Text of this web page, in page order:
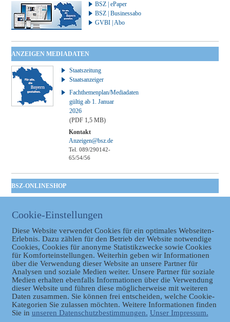
BSZ | ePaper
BSZ | Businessabo
GVBI | Abo
ANZEIGEN MEDIADATEN
Staatszeitung
Staatsanzeiger
Fachthemenplan/Mediadaten
gültig ab 1. Januar
2026
(PDF 1,5 MB)
Kontakt
Anzeigen@bsz.de
Tel. 089/290142-
65/54/56
BSZ-ONLINESHOP
Taschenbuch
GVBl | Einbanddecke
Datenschutz
Cookie-Einstellungen
Diese Website verwendet Cookies für ein optimales Webseiten-
Erlebnis. Dazu zählen für den Betrieb der Website notwendige
Cookies, Cookies für anonyme Statistikzwecke sowie Cookies
für Komforteinstellungen. Weiterhin geben wir Informationen
über die Verwendung dieser Website an unsere Partner für
Analysen und soziale Medien weiter. Unsere Partner für soziale
Medien erhalten ebenfalls Informationen über die Verwendung
dieser Website und führen diese möglicherweise mit weiteren
Daten zusammen. Sie können frei entscheiden, welche Cookie-
Kategorien Sie zulassen möchten. Weitere Informationen finden
Sie in unseren Datenschutzbestimmungen. Unser Impressum.